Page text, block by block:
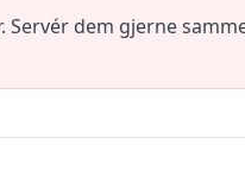
dem gjerne